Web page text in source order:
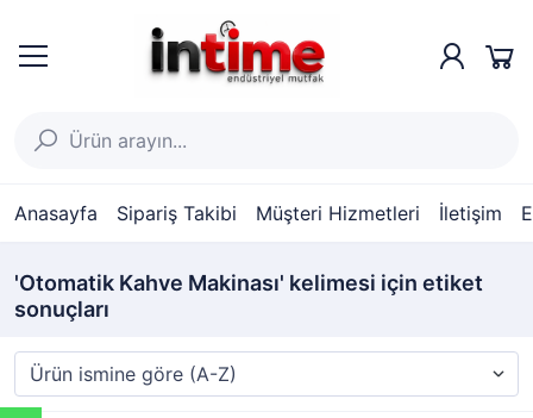
Anasayfa Sipariş Takibi Müşteri Hizmetleri İletişim
'Otomatik Kahve Makinası' kelimesi için etiket
sonuçları